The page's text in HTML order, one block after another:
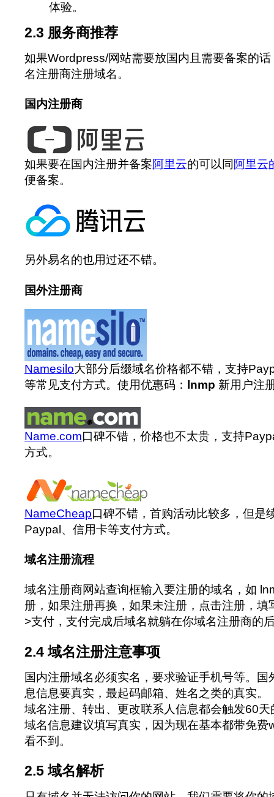
体验。
2.3 服务商推荐
如果Wordpress/网站需要放国内且需要备案的
名注册商注册域名。
国内注册商
如果要在国内注册并备案阿里云的可以同 阿里云
便备案。
另外易名的也用过还不错。
国外注册商
Namesilo大部分后缀域名价格都不错，支持
等常见支付方式。使用优惠码：
lnmp 新用户注
Name.com口碑不错，价格也不太贵，支持
方式。
NameCheap口碑不错，首购活动比较多，但是
Paypal、信用卡等支付方式。
域名注册流程
域名注册商网站查询框输入要注册的域名，如
册，如果注册再换，如果未注册，点击注册，填
>支付，支付完成后域名就躺在你域名注册商的
2.4 域名注册注意事项
国内注册域名必须实名，要求验证手机号等。国
息信息要真实，最起码邮箱、姓名之类的真实。
域名注册、转出、更改联系人信息都会触发60天
域名信息建议填写真实，因为现在基本都带免费
看不到。
2.5 域名解析